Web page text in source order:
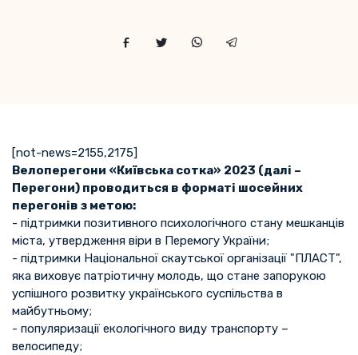
[not-news=2155,2175]
Велоперегони «Київська сотка» 2023 (далі –
Перегони) проводиться в форматі шосейних
перегонів з метою:
- підтримки позитивного психологічного стану мешканців
міста, утвердження віри в Перемогу України;
- підтримки Національної скаутської організації "ПЛАСТ",
яка виховує патріотичну молодь, що стане запорукою
успішного розвитку українського суспільства в
майбутньому;
- популяризації екологічного виду транспорту –
велосипеду;